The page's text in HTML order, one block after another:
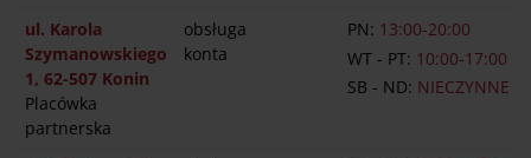
ul. Karola
Szymanowskiego
1, 62-507 Konin
Placówka
partnerska
obsługa
konta
PN: 13:00-20:00
WT - PT: 10:00-17:00
SB - ND: NIECZYNNE